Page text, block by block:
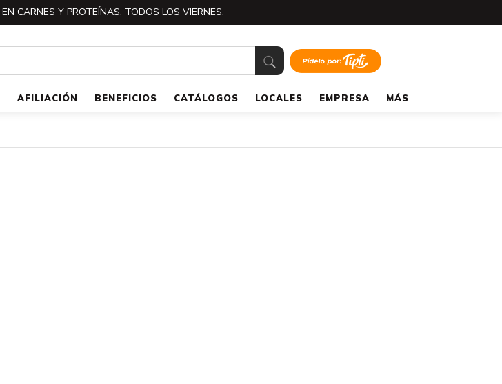
EN CARNES Y PROTEÍNAS, TODOS LOS VIERNES.
AFILIACIÓN BENEFICIOS CATÁLOGOS LOCALES EMPRESA MÁS